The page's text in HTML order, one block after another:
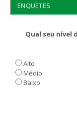
ENQUETES
Qual seu nível
Alto
Médio
Baixo